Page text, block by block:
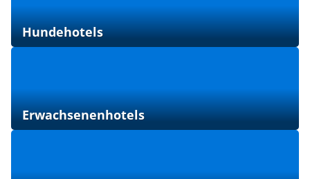
Hundehotels
Erwachsenenhotels